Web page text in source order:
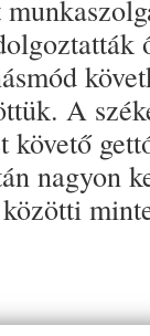
A
nagyon